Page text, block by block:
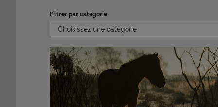
Filtrer par catégorie